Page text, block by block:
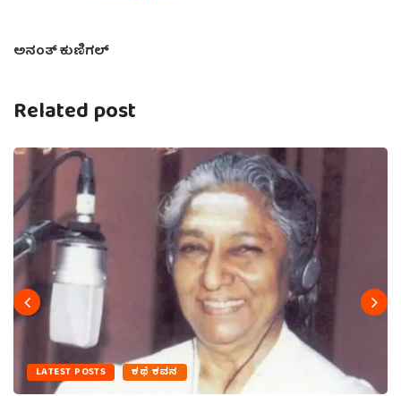
ಅನಂತ್ ಕುಣಿಗಲ್
Related post
LATEST POSTS ಕಥೆ ಕವನ